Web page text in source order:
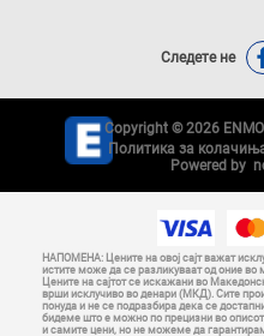
Следете не
Copyright © 2026
Политика за
Powered by
НАПОМЕНА: Цените на овој сајт важат
истите може да се разликуваат од оние
Цените на сајтот се искажани во
врши исклучиво во денари (МКД). Сите
понуда и не се подразбира дека се
бидеме што е можно по прецизни во
и самите цени, но не можеме да